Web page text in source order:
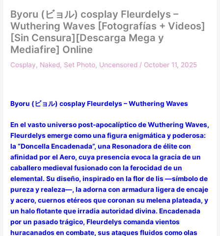
Byoru (ビョル) cosplay Fleurdelys –
Wuthering Waves [Fotografías + Videos]
[Sin Censura][Descarga Mega y
Mediafire] Online
Cosplay, Naked, Set Photo, Uncensored / October 11, 2025
Byoru (ビョル) cosplay Fleurdelys – Wuthering Waves
En el vasto universo post-apocalíptico de Wuthering Waves,
Fleurdelys emerge como una figura enigmática y poderosa:
la “Doncella Encadenada”, una Resonadora de élite con
afinidad por el Aero, cuya presencia evoca la gracia de un
caballero medieval fusionado con la ferocidad de un
elemental. Su diseño, inspirado en la flor de lis —símbolo de
pureza y realeza—, la adorna con armadura ligera de encaje
y acero, cuernos etéreos que coronan su melena plateada, y
un halo flotante que irradia autoridad divina. Encadenada
por un pasado trágico, Fleurdelys comanda vientos
huracanados en combate, sus ataques fluidos como olas